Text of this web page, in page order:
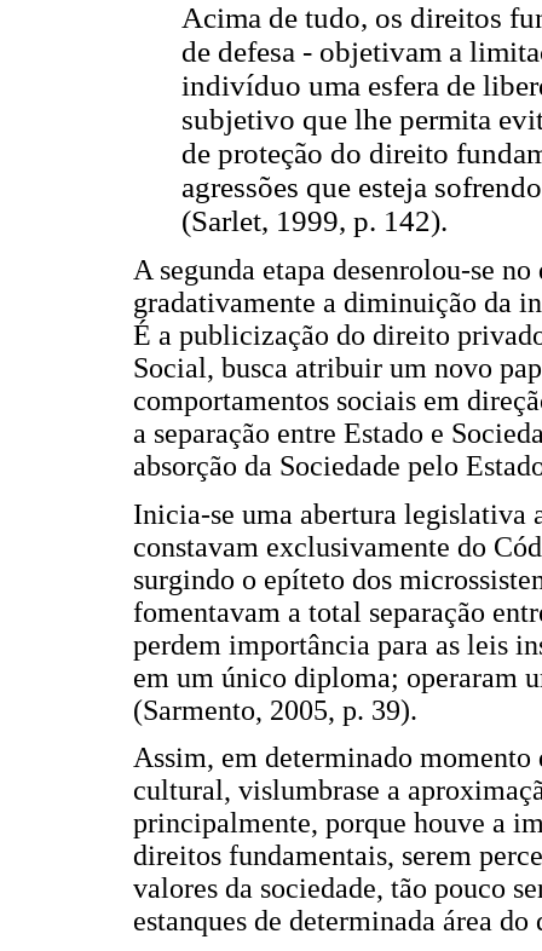
Acima de tudo, os direitos
de defesa - objetivam a
indivíduo uma esfera de
subjetivo que lhe permita
de proteção do direito
agressões que esteja
(Sarlet, 1999, p. 142).
A segunda etapa desenrolou-se
gradativamente a diminuição da
É a publicização do direito
Social, busca atribuir um novo
comportamentos sociais em
a separação entre Estado e
absorção da Sociedade pelo
Inicia-se uma abertura legislativa
constavam exclusivamente do
surgindo o epíteto dos
fomentavam a total separação
perdem importância para as leis
em um único diploma; operaram
(Sarmento, 2005, p. 39).
Assim, em determinado
cultural, vislumbrase a
principalmente, porque houve a
direitos fundamentais, serem
valores da sociedade, tão pouco
estanques de determinada área